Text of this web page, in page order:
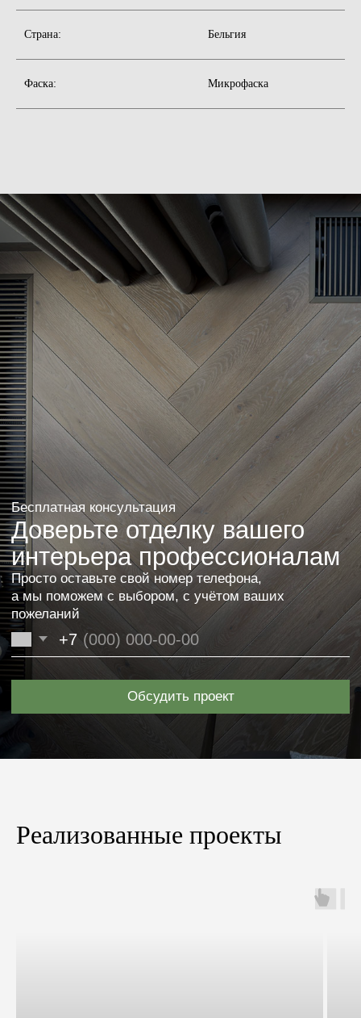
Страна: Бельгия
Фаска: Микрофаска
Реализованные проекты
Хотите также? Оставьте заявку или свяжитесь
с нами. Мы поможем в выборе, исходя из ваших
пожеланий и бюджета.
Оставить заявку
Другие проекты